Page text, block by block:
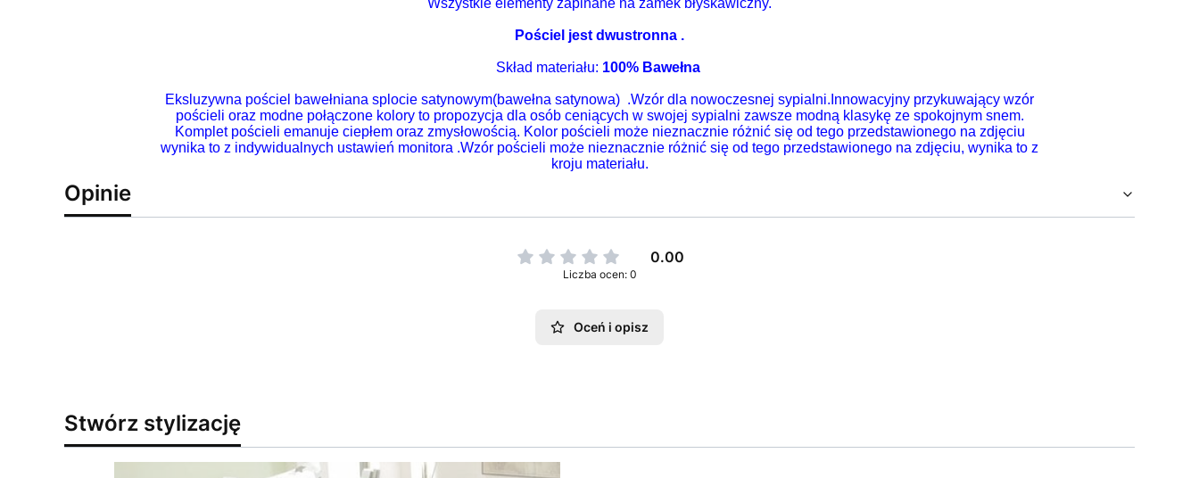
Wszystkie elementy zapinane na zamek błyskawiczny.
Pościel jest dwustronna .
Skład materiału: 100% Bawełna
Eksluzywna pościel bawełniana splocie satynowym(bawełna satynowa) .Wzór dla nowoczesnej sypialni. Innowacyjny przykuwający wzór
pościeli oraz modne połączone kolory to propozycja dla osób ceniących w swojej sypialni zawsze modną klasykę ze spokojnym snem.
Komplet pościeli emanuje ciepłem oraz zmysłowością. Kolor pościeli może nieznacznie różnić się od tego przedstawionego na zdjęciu
wynika to z indywidualnych ustawień monitora .Wzór pościeli może nieznacznie różnić się od tego przedstawionego na zdjęciu, wynika to z
kroju materiału.
Opinie
0.00
Liczba ocen: 0
Oceń i opisz
Stwórz stylizację